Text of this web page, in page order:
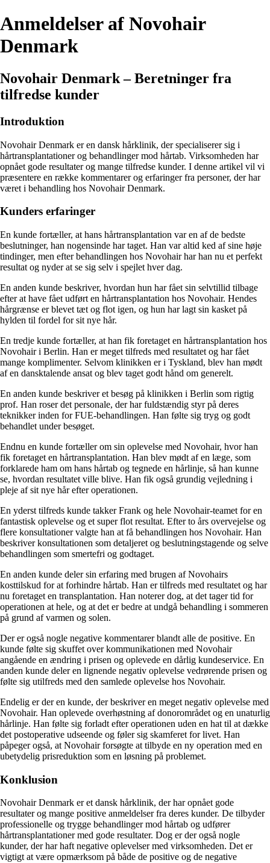
Anmeldelser af Novohair
Denmark
Novohair Denmark – Beretninger fra
tilfredse kunder
Introduktion
Novohair Denmark er en dansk hårklinik, der specialiserer sig i
hårtransplantationer og behandlinger mod hårtab. Virksomheden har
opnået gode resultater og mange tilfredse kunder. I denne artikel vil vi
præsentere en række kommentarer og erfaringer fra personer, der har
været i behandling hos Novohair Denmark.
Kunders erfaringer
En kunde fortæller, at hans hårtransplantation var en af de bedste
beslutninger, han nogensinde har taget. Han var altid ked af sine høje
tindinger, men efter behandlingen hos Novohair har han nu et perfekt
resultat og nyder at se sig selv i spejlet hver dag.
En anden kunde beskriver, hvordan hun har fået sin selvtillid tilbage
efter at have fået udført en hårtransplantation hos Novohair. Hendes
hårgrænse er blevet tæt og flot igen, og hun har lagt sin kasket på
hylden til fordel for sit nye hår.
En tredje kunde fortæller, at han fik foretaget en hårtransplantation hos
Novohair i Berlin. Han er meget tilfreds med resultatet og har fået
mange komplimenter. Selvom klinikken er i Tyskland, blev han mødt
af en dansktalende ansat og blev taget godt hånd om generelt.
En anden kunde beskriver et besøg på klinikken i Berlin som rigtig
prof. Han roser det personale, der har fuldstændig styr på deres
teknikker inden for FUE-behandlingen. Han følte sig tryg og godt
behandlet under besøget.
Endnu en kunde fortæller om sin oplevelse med Novohair, hvor han
fik foretaget en hårtransplantation. Han blev mødt af en læge, som
forklarede ham om hans hårtab og tegnede en hårlinje, så han kunne
se, hvordan resultatet ville blive. Han fik også grundig vejledning i
pleje af sit nye hår efter operationen.
En yderst tilfreds kunde takker Frank og hele Novohair-teamet for en
fantastisk oplevelse og et super flot resultat. Efter to års overvejelse og
flere konsultationer valgte han at få behandlingen hos Novohair. Han
beskriver konsultationen som detaljeret og beslutningstagende og selve
behandlingen som smertefri og godtaget.
En anden kunde deler sin erfaring med brugen af Novohairs
kosttilskud for at forhindre hårtab. Han er tilfreds med resultatet og har
nu foretaget en transplantation. Han noterer dog, at det tager tid for
operationen at hele, og at det er bedre at undgå behandling i sommeren
på grund af varmen og solen.
Der er også nogle negative kommentarer blandt alle de positive. En
kunde følte sig skuffet over kommunikationen med Novohair
angående en ændring i prisen og oplevede en dårlig kundeservice. En
anden kunde deler en lignende negativ oplevelse vedrørende prisen og
følte sig utilfreds med den samlede oplevelse hos Novohair.
Endelig er der en kunde, der beskriver en meget negativ oplevelse med
Novohair. Han oplevede overhøstning af donorområdet og en unaturlig
hårlinje. Han følte sig forladt efter operationen uden en hat til at dække
det postoperative udseende og føler sig skamferet for livet. Han
påpeger også, at Novohair forsøgte at tilbyde en ny operation med en
ubetydelig prisreduktion som en løsning på problemet.
Konklusion
Novohair Denmark er et dansk hårklinik, der har opnået gode
resultater og mange positive anmeldelser fra deres kunder. De tilbyder
professionelle og trygge behandlinger mod hårtab og udfører
hårtransplantationer med gode resultater. Dog er der også nogle
kunder, der har haft negative oplevelser med virksomheden. Det er
vigtigt at være opmærksom på både de positive og de negative